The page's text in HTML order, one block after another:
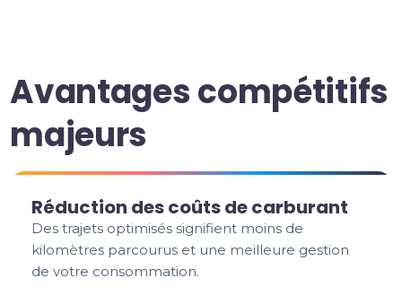
Avantages compétitifs
majeurs
Réduction des coûts de carburant
Des trajets optimisés signifient moins de
kilomètres parcourus et une meilleure gestion
de votre consommation.